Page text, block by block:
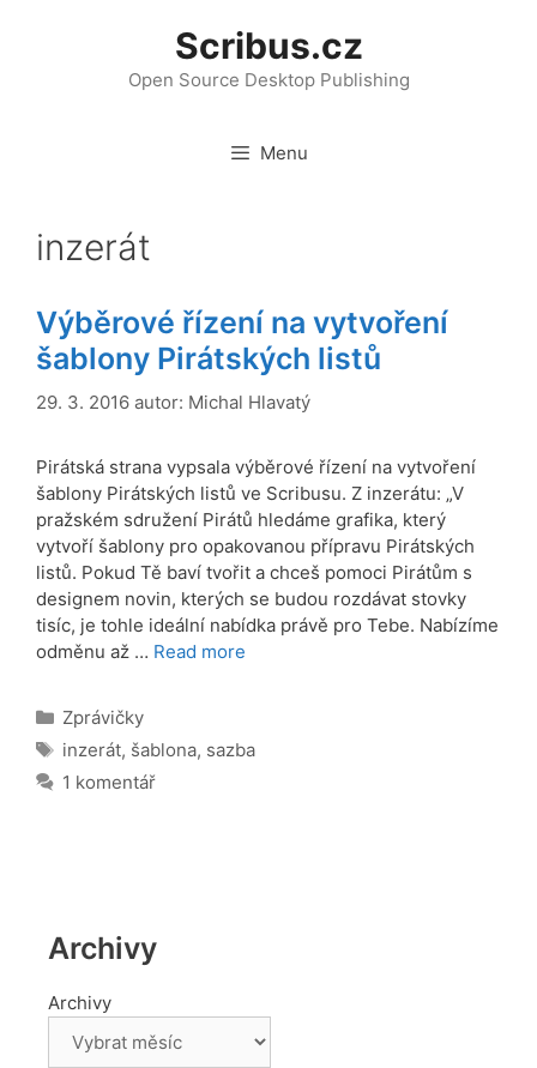
Scribus.cz
Open Source Desktop Publishing
Menu
inzerát
Výběrové řízení na vytvoření
šablony Pirátských listů
29. 3. 2016 autor: Michal Hlavatý
Pirátská strana vypsala výběrové řízení na vytvoření
šablony Pirátských listů ve Scribusu. Z inzerátu: „V
pražském sdružení Pirátů hledáme grafika, který
vytvoří šablony pro opakovanou přípravu Pirátských
listů. Pokud Tě baví tvořit a chceš pomoci Pirátům s
designem novin, kterých se budou rozdávat stovky
tisíc, je tohle ideální nabídka právě pro Tebe. Nabízíme
odměnu až … Read more
Rubriky
Zprávičky
Štítky
inzerát, šablona, sazba
1 komentář
Archivy
Archivy